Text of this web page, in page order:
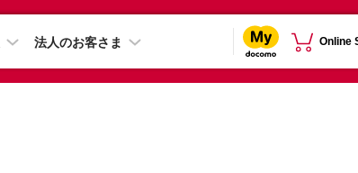
法人のお客さま Online